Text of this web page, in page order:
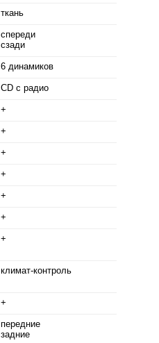
ткань
спереди
сзади
6 динамиков
CD с радио
+
+
+
+
+
+
+
климат-контроль
+
передние
задние